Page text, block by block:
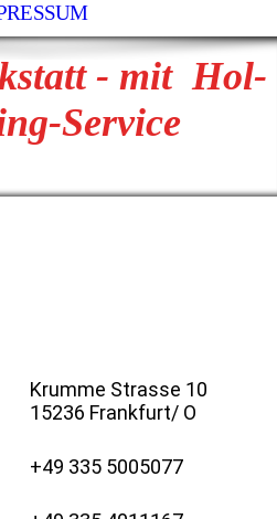
- mit Hol-
Service
Krumme Strasse 10
15236 Frankfurt/ O
+49 335 5005077